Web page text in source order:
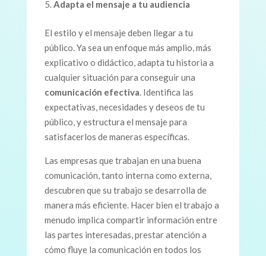
Adapta el mensaje a tu audiencia
El estilo y el mensaje deben llegar a tu
público. Ya sea un enfoque más amplio, más
explicativo o didáctico, adapta tu historia a
cualquier situación para conseguir una
comunicación efectiva. Identifica las
expectativas, necesidades y deseos de tu
público, y estructura el mensaje para
satisfacerlos de maneras específicas.
Las empresas que trabajan en una buena
comunicación, tanto interna como externa,
descubren que su trabajo se desarrolla de
manera más eficiente. Hacer bien el trabajo a
menudo implica compartir información entre
las partes interesadas, prestar atención a
cómo fluye la comunicación en todos los